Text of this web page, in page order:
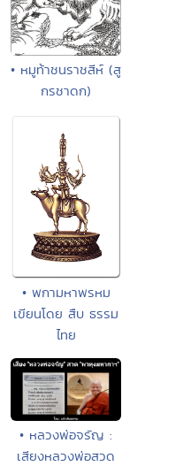
• หมูท้าชนราชสีห์ (สู
กรชาดก)
• พกามหาพรหม
เขียนโดย สืบ ธรรม
ไทย
• หลวงพ่อจรัญ :
เสียงหลวงพ่อสวด